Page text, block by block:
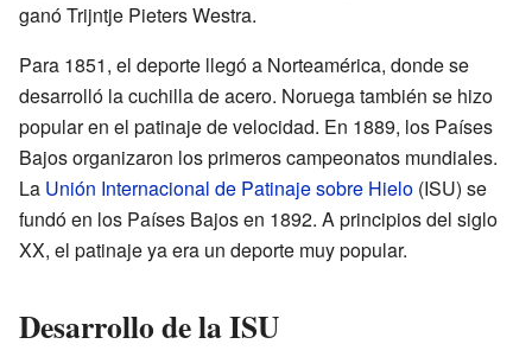
ganó Trijntje Pieters Westra.
Para 1851, el deporte llegó a Norteamérica, donde se
desarrolló la cuchilla de acero. Noruega también se hizo
popular en el patinaje de velocidad. En 1889, los Países
Bajos organizaron los primeros campeonatos mundiales.
La Unión Internacional de Patinaje sobre Hielo (ISU) se
fundó en los Países Bajos en 1892. A principios del siglo
XX, el patinaje ya era un deporte muy popular.
Desarrollo de la ISU